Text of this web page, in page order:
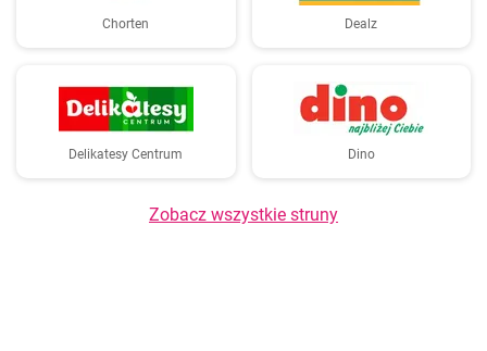
Chorten Dealz
Delikatesy Centrum Dino
Zobacz wszystkie struny